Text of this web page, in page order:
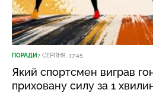
ПОРАДИ7 СЕРПНЯ, 17:45
Який спортсмен виграв
приховану силу за 1